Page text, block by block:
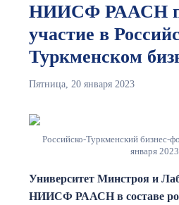
НИИСФ РААСН
участие в
Туркменском
Пятница, 20 января 2023
Российско-Туркменский бизнес-
января 2023
Университет Минстроя и
НИИСФ РААСН в составе